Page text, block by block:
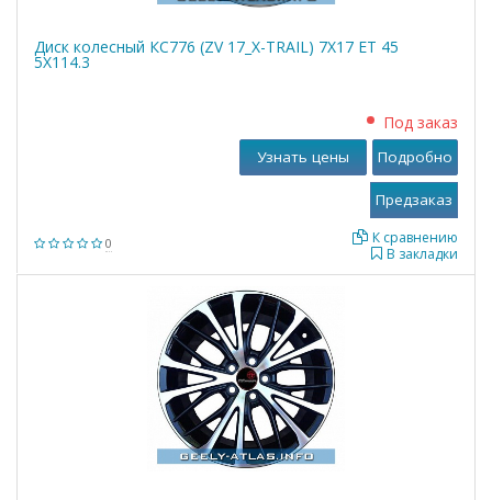
Диск колесный КС776 (ZV 17_X-TRAIL) 7X17 ЕТ 45
5X114.3
0
Под заказ
В закладки
К сравнению
Узнать цены Подробно